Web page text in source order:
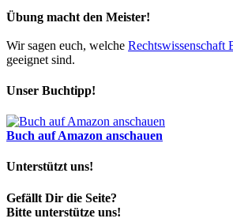
Übung macht den Meister!
Wir sagen euch, welche Rechtswissenschaft
geeignet sind.
Unser Buchtipp!
Buch auf Amazon anschauen
Unterstützt uns!
Gefällt Dir die Seite?
Bitte unterstütze uns!